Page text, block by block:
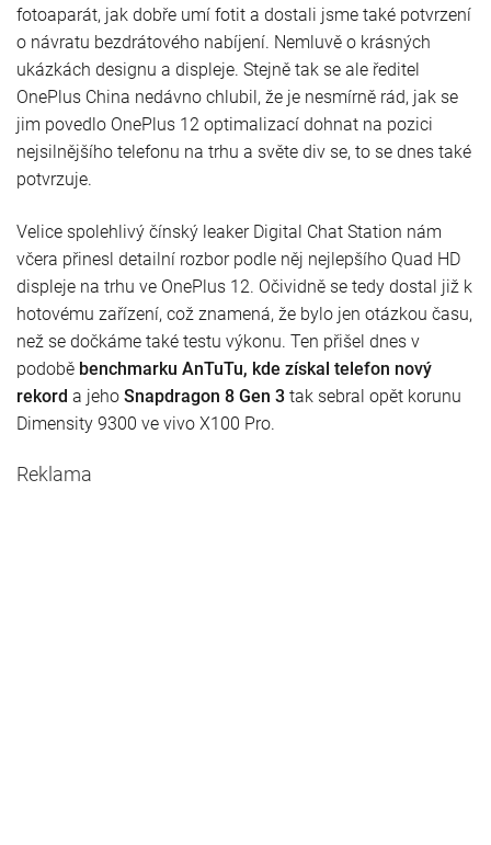
fotoaparát, jak dobře umí fotit a dostali jsme také potvrzení
o návratu bezdrátového nabíjení. Nemluvě o krásných
ukázkách designu a displeje. Stejně tak se ale ředitel
OnePlus China nedávno chlubil, že je nesmírně rád, jak se
jim povedlo OnePlus 12 optimalizací dohnat na pozici
nejsilnějšího telefonu na trhu a světe div se, to se dnes také
potvrzuje.
Velice spolehlivý čínský leaker Digital Chat Station nám
včera přinesl detailní rozbor podle něj nejlepšího Quad HD
displeje na trhu ve OnePlus 12. Očividně se tedy dostal již k
hotovému zařízení, což znamená, že bylo jen otázkou času,
než se dočkáme také testu výkonu. Ten přišel dnes v
podobě benchmarku AnTuTu, kde získal telefon nový
rekord a jeho Snapdragon 8 Gen 3 tak sebral opět korunu
Dimensity 9300 ve vivo X100 Pro.
Reklama